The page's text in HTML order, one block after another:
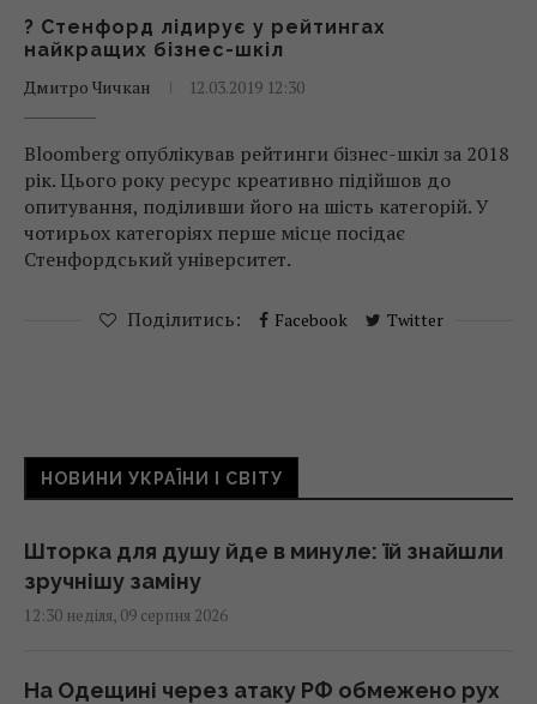
? Стенфорд лідирує у рейтингах
найкращих бізнес-шкіл
Дмитро Чичкан
12.03.2019 12:30
Bloomberg опублікував рейтинги бізнес-шкіл за 2018
рік. Цього року ресурс креативно підійшов до
опитування, поділивши його на шість категорій. У
чотирьох категоріях перше місце посідає
Стенфордський університет.
Поділитись: Facebook Twitter
НОВИНИ УКРАЇНИ І СВІТУ
Шторка для душу йде в минуле: їй знайшли
зручнішу заміну
12:30 неділя, 09 серпня 2026
На Одещині через атаку РФ обмежено рух